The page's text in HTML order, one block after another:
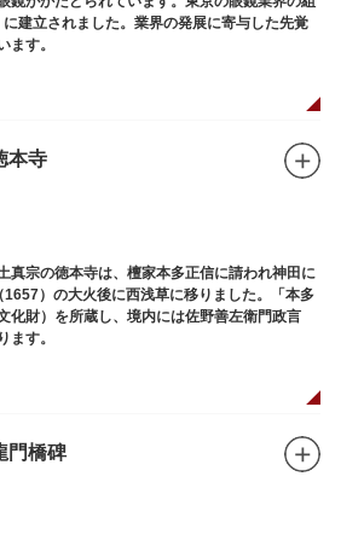
建立されました。業界の発展に寄与した先覚
ます。
本寺
真宗の徳本寺は、檀家本多正信に請われ神田に
）の大火後に西浅草に移りました。「本多
化財）を所蔵し、境内には佐野善左衛門政言
ます。
門橋碑